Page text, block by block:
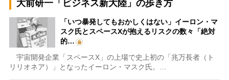
大前研一「ビジネス新大陸」の歩き方
「いつ暴発してもおかしくはない」イーロン・マ
スク氏とスペースXが抱えるリスクの数々「絶対
的…
宇宙開発企業「スペースX」の上場で史上初の「兆万長者（ト
リリオネア）」となったイーロン・マスク氏。…